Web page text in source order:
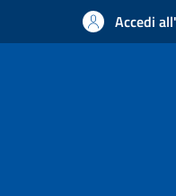
Accedi